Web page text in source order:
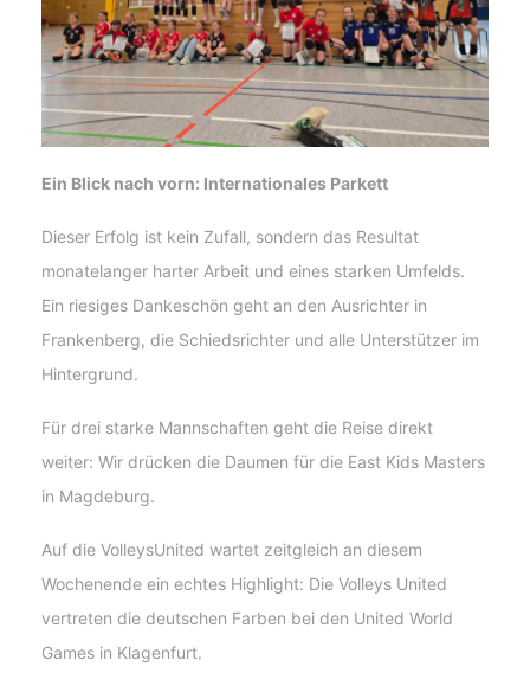
Ein Blick nach vorn: Internationales Parkett
Dieser Erfolg ist kein Zufall, sondern das Resultat
monatelanger harter Arbeit und eines starken Umfelds.
Ein riesiges Dankeschön geht an den Ausrichter in
Frankenberg, die Schiedsrichter und alle Unterstützer im
Hintergrund.
Für drei starke Mannschaften geht die Reise direkt
weiter: Wir drücken die Daumen für die East Kids Masters
in Magdeburg.
Auf die VolleysUnited wartet zeitgleich an diesem
Wochenende ein echtes Highlight: Die Volleys United
vertreten die deutschen Farben bei den United World
Games in Klagenfurt.